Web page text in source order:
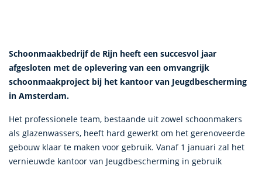
Schoonmaakbedrijf de Rijn heeft een succesvol jaar
afgesloten met de oplevering van een omvangrijk
schoonmaakproject bij het kantoor van Jeugdbescherming
in Amsterdam.
Het professionele team, bestaande uit zowel schoonmakers
als glazenwassers, heeft hard gewerkt om het gerenoveerde
gebouw klaar te maken voor gebruik. Vanaf 1 januari zal het
vernieuwde kantoor van Jeugdbescherming in gebruik